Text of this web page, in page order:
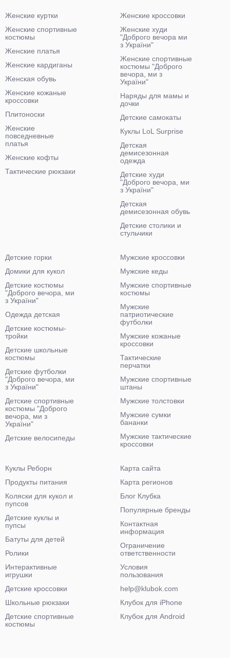
Женские куртки
Женские спортивные
костюмы
Женские платья
Женские кардиганы
Женская обувь
Женские кожаные
кроссовки
Плитоноски
Женские
повседневные
платья
Женские кофты
Тактические рюкзаки
Женские кроссовки
Женские худи
"Доброго вечора ми
з України"
Женские спортивные
костюмы "Доброго
вечора, ми з
України"
Наряды для мамы и
дочки
Детские самокаты
Куклы LoL Surprise
Детская
демисезонная
одежда
Детские худи
"Доброго вечора, ми
з України"
Детская
демисезонная обувь
Детские столики и
стульчики
Детские горки
Домики для кукол
Детские костюмы
"Доброго вечора, ми
з України"
Одежда детская
Детские костюмы-
тройки
Детские школьные
костюмы
Детские футболки
"Доброго вечора, ми
з України"
Детские спортивные
костюмы "Доброго
вечора, ми з
України"
Детские велосипеды
Мужские кроссовки
Мужские кеды
Мужские спортивные
костюмы
Мужские
патриотические
футболки
Мужские кожаные
кроссовки
Тактические
перчатки
Мужские спортивные
штаны
Мужские толстовки
Мужские сумки
бананки
Мужские тактические
кроссовки
Куклы Реборн
Продукты питания
Коляски для кукол и
пупсов
Детские куклы и
пупсы
Батуты для детей
Ролики
Интерактивные
игрушки
Детские кроссовки
Школьные рюкзаки
Детские спортивные
костюмы
Карта сайта
Карта регионов
Блог Клубка
Популярные бренды
Контактная
информация
Ограничение
ответственности
Условия
пользования
help@klubok.com
Клубок для iPhone
Клубок для Android